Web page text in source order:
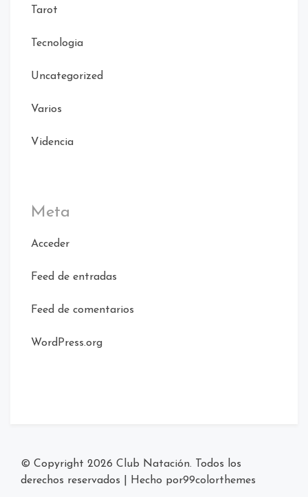
Tarot
Tecnologia
Uncategorized
Varios
Videncia
Meta
Acceder
Feed de entradas
Feed de comentarios
WordPress.org
© Copyright 2026 Club Natación. Todos los
derechos reservados
Hecho por99colorthemes